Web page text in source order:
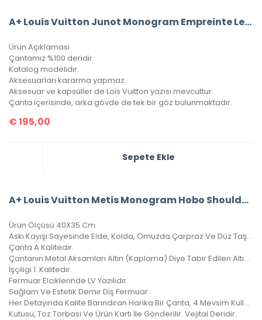
A+ Louis Vuitton Junot Monogram Empreinte Leather
Ürün Açıklaması
Çantamız %100 deridir.
Katalog modelidir.
Aksesuarları kararma yapmaz.
Aksesuar ve kapsüller de Lois Vuitton yazısı mevcuttur.
Çanta içerisinde, arka gövde de tek bir göz bulunmaktadır.
€195,00
Sepete Ekle
A+ Louis Vuitton Metis Monogram Hobo Shoulder Bag CRL327
Ürün Ölçüsü 40X35 Cm
Askı Kayışı Sayesinde Elde, Kolda, Omuzda Çarpraz Ve Düz Taşınabilir.
Çanta A Kalitedir.
Çantanın Metal Aksamları Altın (Kaplama) Diye Tabir Edilen Altın Banyodur, Yıllarca Kararma Yapmaz.
İşçiligi 1. Kalitedir.
Fermuar Elciklerinde LV Yazılıdır.
Sağlam Ve Estetik Demir Diş Fermuar.
Her Detayında Kalite Barındıran Harika Bir Çanta, 4 Mevsim Kullanılabilir.
Kutusu, Toz Torbası Ve Ürün Kartı İle Gönderilir. Vejital Deridir.